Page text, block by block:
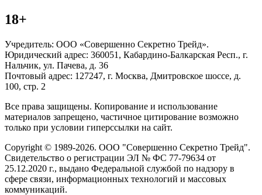
18+
Учредитель: ООО «Совершенно Секретно Трейд».
Юридический адрес: 360051, Кабардино-Балкарская Респ., г.
Нальчик, ул. Пачева, д. 36
Почтовый адрес: 127247, г. Москва, Дмитровское шоссе, д.
100, стр. 2
Все права защищены. Копирование и использование
материалов запрещено, частичное цитирование возможно
только при условии гиперссылки на сайт.
Copyright © 1989-2026. ООО "Совершенно Секретно Трейд".
Свидетельство о регистрации ЭЛ № ФС 77-79634 от
25.12.2020 г., выдано Федеральной службой по надзору в
сфере связи, информационных технологий и массовых
коммуникаций.